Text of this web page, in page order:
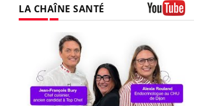
LA CHAÎNE SANTÉ